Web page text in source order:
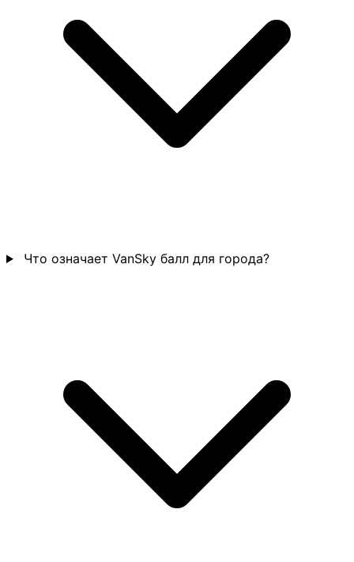
Что означает VanSky балл для города?